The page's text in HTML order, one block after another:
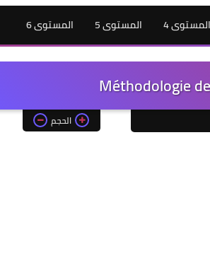
المستوى 4 المستوى 5 المستوى 6
Méthodologie
الحجم